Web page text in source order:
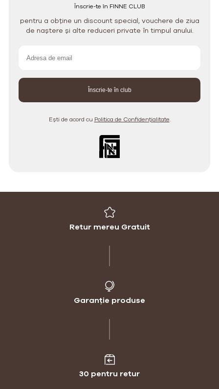
Înscrie-te în FINNE CLUB
pentru a obține un discount special, vouchere de ziua
de naștere și alte reduceri private în timpul anului.
Ești de acord cu Politica de Confidențialitate.
Retur mereu Gratuit
Garanție produse
30 pentru retur